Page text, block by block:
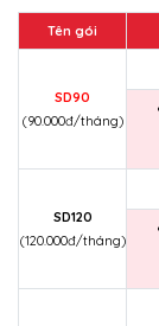
Tên gói
SD90
(90.000đ/tháng)
SD120
(120.000đ/tháng)